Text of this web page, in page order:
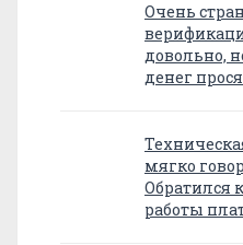
Очень
довольно,
денег
мягко
Обратился
работы